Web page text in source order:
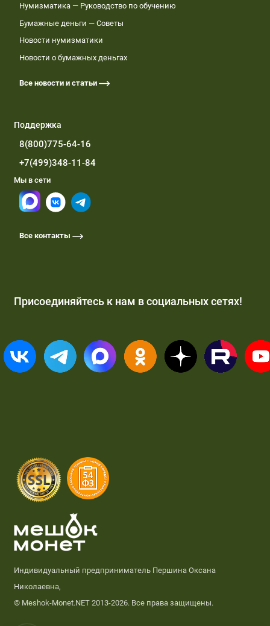
Нумизматика — Руководство по обучению
Бумажные деньги — Советы
Новости нумизматики
Новости о бумажных деньгах
Все новости и статьи
Поддержка
8(800)775-64-16
+7(499)348-11-84
Мы в сети
Все контакты
Присоединяйтесь к нам в социальных сетях!
Индивидуальный предприниматель Першина Оксана
Николаевна,
© Meshok-Monet.NET 2013-2026. Все права защищены.